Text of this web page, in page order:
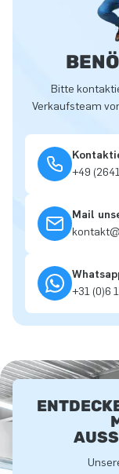
Bitte
Verkaufsteam
+49
Mail
+31 (0)6